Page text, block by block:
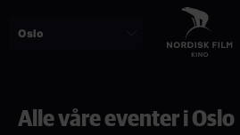
Paragraphs
Alle våre eventer i Oslo